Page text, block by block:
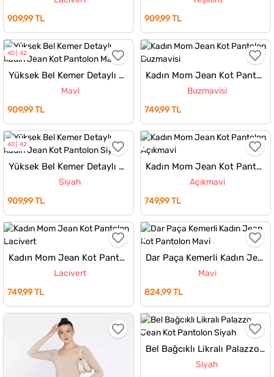
909,99 TL
909,99 TL
40 42
Yüksek Bel Kemer Detaylı Kadın Jean Kot Pantolon
Mavi
909,99 TL
Kadın Mom Jean Kot Pantolon
Buzmavisi
749,99 TL
40 42
Yüksek Bel Kemer Detaylı Kadın Jean Kot Pantolon
Siyah
909,99 TL
Kadın Mom Jean Kot Pantolon
Açıkmavi
749,99 TL
Kadın Mom Jean Kot Pantolon
Lacivert
749,99 TL
Dar Paça Kemerli Kadın Jean Kot Pantolon
Mavi
824,99 TL
Bel Bağcıklı Likralı Palazzo Jean Kot Pantolon
Siyah